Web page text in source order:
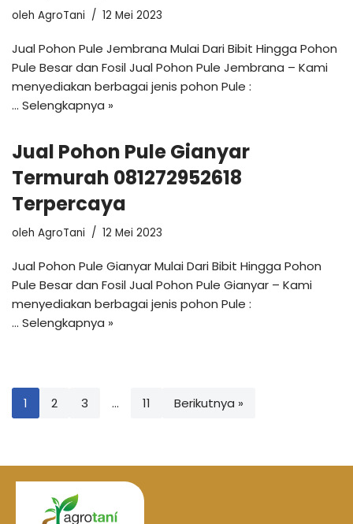
oleh AgroTani 12 Mei 2023
Jual Pohon Pule Jembrana Mulai Dari Bibit Hingga Pohon
Pule Besar dan Fosil Jual Pohon Pule Jembrana – Kami
menyediakan berbagai jenis pohon Pule :
… Selengkapnya »
Jual Pohon Pule Gianyar
Termurah 081272952618
Terpercaya
oleh AgroTani 12 Mei 2023
Jual Pohon Pule Gianyar Mulai Dari Bibit Hingga Pohon
Pule Besar dan Fosil Jual Pohon Pule Gianyar – Kami
menyediakan berbagai jenis pohon Pule :
… Selengkapnya »
1 2 3 … 11 Berikutnya »